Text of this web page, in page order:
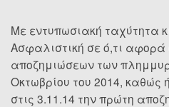
Με εντυπωσιακή ταχύτητα
Ασφαλιστική σε ό,τι
αποζημιώσεων των
Οκτωβρίου του 2014, καθώς
στις 3.11.14 την πρώτη